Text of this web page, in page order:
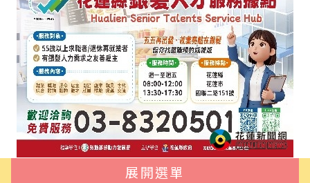
展開選單